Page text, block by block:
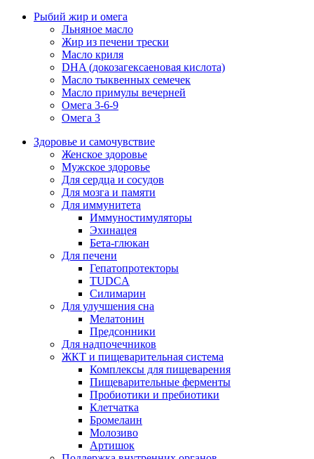
Рыбий жир и омега
Льняное масло
Жир из печени трески
Масло криля
DHA (докозагексаеновая кислота)
Масло тыквенных семечек
Масло примулы вечерней
Омега 3-6-9
Омега 3
Здоровье и самочувствие
Женское здоровье
Мужское здоровье
Для сердца и сосудов
Для мозга и памяти
Для иммунитета
Иммуностимуляторы
Эхинацея
Бета-глюкан
Для печени
Гепатопротекторы
TUDCA
Силимарин
Для улучшения сна
Мелатонин
Предсонники
Для надпочечников
ЖКТ и пищеварительная система
Комплексы для пищеварения
Пищеварительные ферменты
Пробиотики и пребиотики
Клетчатка
Бромелаин
Молозиво
Артишок